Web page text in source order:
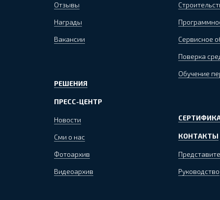
Отзывы
Награды
Вакансии
РЕШЕНИЯ
ПРЕСС-ЦЕНТР
Новости
Сми о нас
Фотоархив
Видеоархив
Сервисное
Поверка
Обучение
КОНТАКТЫ
Руководство